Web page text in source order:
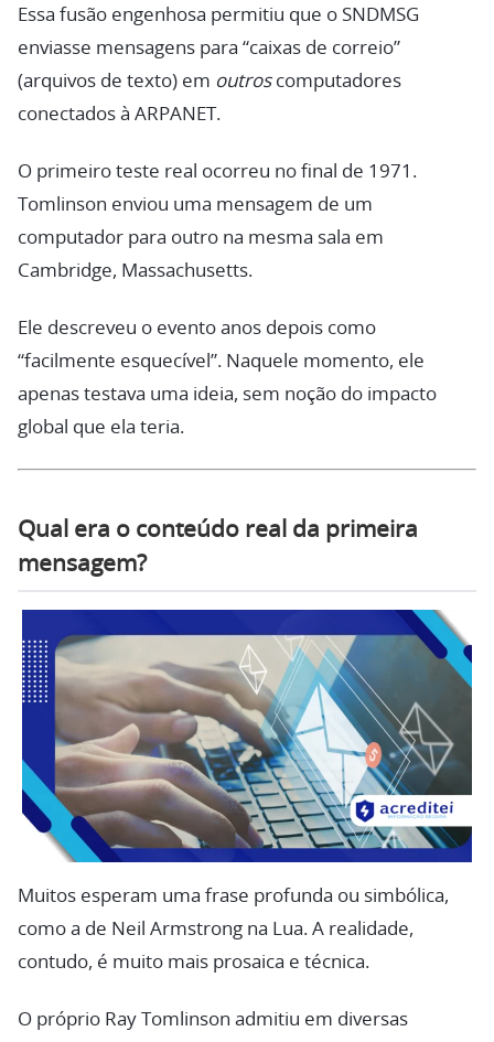
Essa fusão engenhosa permitiu que o SNDMSG
enviasse mensagens para “caixas de correio”
(arquivos de texto) em outroscomputadores
conectados à ARPANET.
O primeiro teste real ocorreu no final de 1971.
Tomlinson enviou uma mensagem de um
computador para outro na mesma sala em
Cambridge, Massachusetts.
Ele descreveu o evento anos depois como
“facilmente esquecível”. Naquele momento, ele
apenas testava uma ideia, sem noção do impacto
global que ela teria.
Qual era o conteúdo real da primeira
mensagem?
Muitos esperam uma frase profunda ou simbólica,
como a de Neil Armstrong na Lua. A realidade,
contudo, é muito mais prosaica e técnica.
O próprio Ray Tomlinson admitiu em diversas